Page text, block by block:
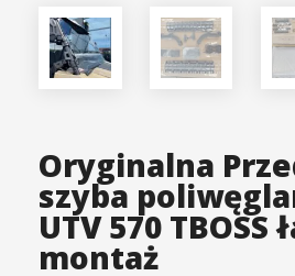
Oryginalna
szyba
UTV 570 TBOSS
montaż